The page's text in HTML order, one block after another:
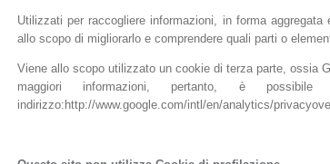
Utilizzati per raccogliere informazioni, in forma
allo scopo di migliorarlo e comprendere quali parti o
Viene allo scopo utilizzato un cookie di terza parte, ossia
maggiori informazioni, pertanto, è
indirizzo:http://www.google.com/intl/en/analytics/